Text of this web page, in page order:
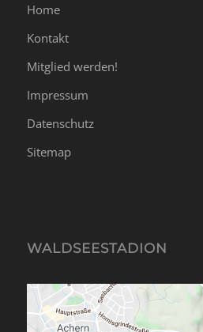
Home
Kontakt
Mitglied werden!
Impressum
Datenschutz
Sitemap
WALDSEESTADION